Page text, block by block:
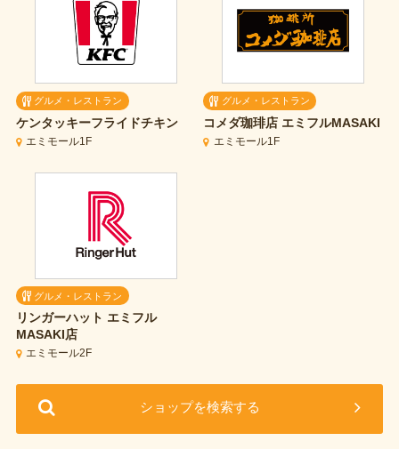
グルメ・レストラン
ケンタッキーフライドチキン
エミモール1F
グルメ・レストラン
コメダ珈琲店 エミフルMASAKI
エミモール1F
グルメ・レストラン
リンガーハット エミフル
MASAKI店
エミモール2F
ショップを検索する